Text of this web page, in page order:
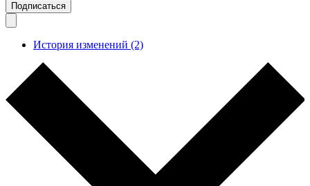
Подписаться
История изменений (2)